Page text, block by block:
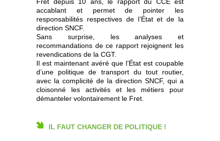
accablant et permet de pointer les
responsabilités respectives de l’État et de la
direction SNCF.
Sans surprise, les analyses et
recommandations de ce rapport rejoignent les
revendications de la CGT.
Il est maintenant avéré que l’État est coupable
d’une politique de transport du tout routier,
avec la complicité de la direction SNCF, qui a
cloisonné les activités et les métiers pour
démanteler volontairement le Fret.
IL FAUT CHANGER DE POLITIQUE !